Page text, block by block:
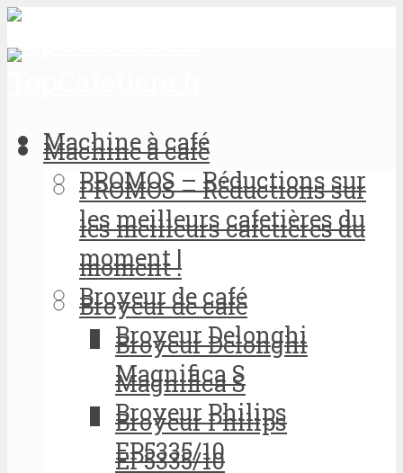
Machine à café
PROMOS – Réductions sur
les meilleurs cafetières du
moment !
Broyeur de café
Broyeur Delonghi
Magnifica S
Broyeur Philips
EP5335/10
Machine à café
PROMOS – Réductions sur
les meilleurs cafetières du
moment !
Broyeur de café
Broyeur Delonghi
Magnifica S
Broyeur Philips
EP5335/10